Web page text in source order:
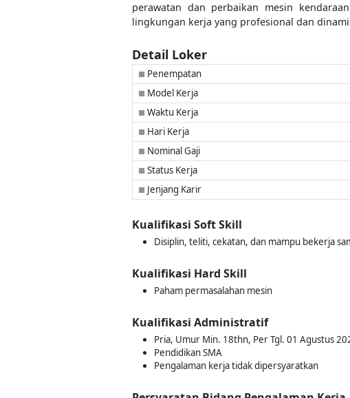
perawatan dan perbaikan mesin
lingkungan kerja yang profesional dan
Detail Loker
■ Penempatan
■ Model Kerja
■ Waktu Kerja
■ Hari Kerja
■ Nominal Gaji
■ Status Kerja
■ Jenjang Karir
Kualifikasi Soft Skill
Disiplin, teliti, cekatan, dan mampu bekerja
Kualifikasi Hard Skill
Paham permasalahan mesin
Kualifikasi Administratif
Pria, Umur Min. 18thn, Per Tgl. 01 Agustus
Pendidikan SMA
Pengalaman kerja tidak dipersyaratkan